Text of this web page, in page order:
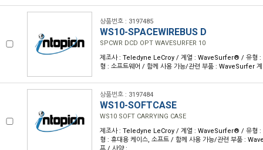
상품번호 : 3197485
WS10-SPACEWIREBUS D
SPCWR DCD OPT WAVESURFER 10
제조사 : Teledyne LeCroy / 계열 : WaveSurfer® / 유형 :
형 : 소프트웨어 / 함께 사용 가능/관련 부품 : WaveSurfer
상품번호 : 3197484
WS10-SOFTCASE
WS10 SOFT CARRYING CASE
제조사 : Teledyne LeCroy / 계열 : WaveSurfer® / 유형 :
형 : 휴대용 케이스, 소프트 / 함께 사용 가능/관련 부품 :